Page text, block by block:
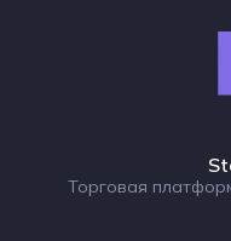
Торговая